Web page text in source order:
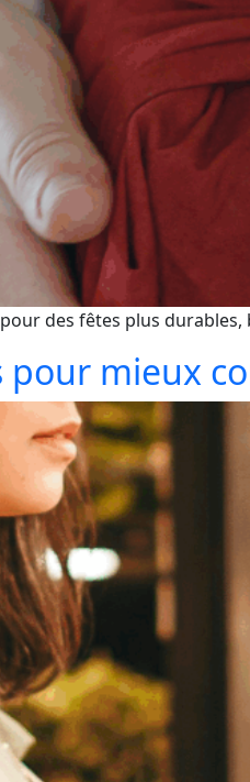
des fêtes plus durables,
pour mieux